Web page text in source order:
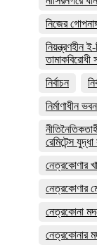
নিজের
নিয়ন্ত্রণহীন
নির্বাচন
নির্মাণাধীন
রেমিটেন্স
নেত্রকোণার
নেত্রকোণার
নেত্রকোনা
নেত্রকোনার